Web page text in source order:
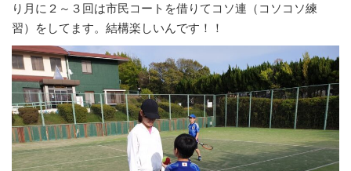
り月に２～３回は市民コートを借りてコソ連（コソコソ練
習）をしてます。結構楽しいんです！！